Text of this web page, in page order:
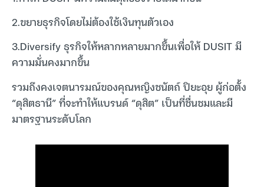
2.ขยายธุรกิจโดยไม่ต้องใช้เงินทุนตัวเอง
3.Diversify ธุรกิจให้หลากหลายมากขึ้นเพื่อให้ DUSIT มี
ความมั่นคงมากขึ้น
รวมถึงคงเจตนารมณ์ของคุณหญิงชนัตถ์ ปิยะอุย ผู้ก่อตั้ง
“ดุสิตธานี” ที่จะทำให้แบรนด์ “ดุสิต” เป็นที่ชื่นชมและมี
มาตรฐานระดับโลก